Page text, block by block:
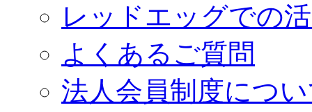
レッドエッグでの
よくあるご質問
法人会員制度につ